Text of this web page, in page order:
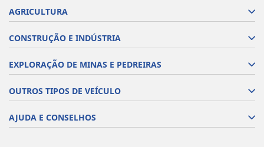
AGRICULTURA
CONSTRUÇÃO E INDÚSTRIA
EXPLORAÇÃO DE MINAS E PEDREIRAS
OUTROS TIPOS DE VEÍCULO
AJUDA E CONSELHOS